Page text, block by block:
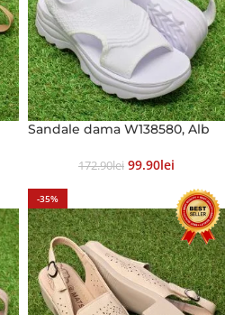
Sandale dama W138580, Alb
172.90Lei 99.90Lei
-35%